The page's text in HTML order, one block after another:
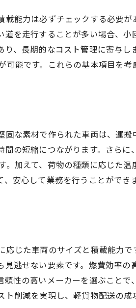
知恵
法
能力は必ずチェックする必要が
を走行することが多い場合、小
、長期的なコスト管理に寄与し
能です。これらの基本項目を考
な素材で作られた車両は、運搬
の短縮につながります。さらに
加えて、荷物の種類に応じた温
安心して業務を行うことができ
じた車両のサイズと積載能力で
逃せない要素です。燃費効率の
性の高いメーカーを選ぶことで
削減を実現し、軽貨物配送の成